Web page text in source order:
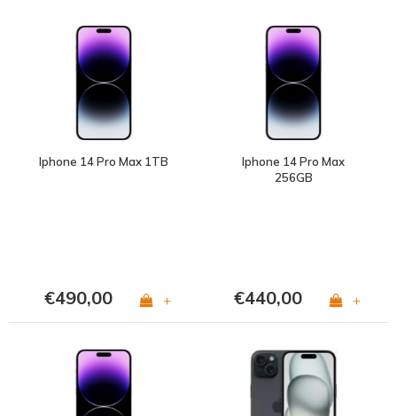
Iphone 14 Pro Max 1TB
€490,00 +
Iphone 14 Pro Max
256GB
€440,00 +